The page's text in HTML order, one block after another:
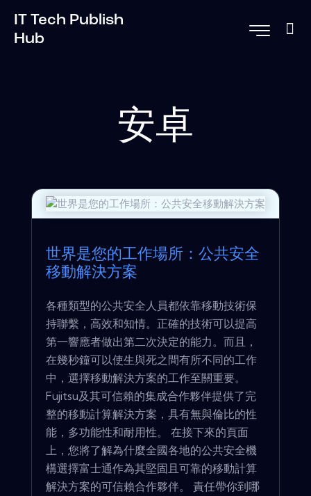
IT Tech Publish
Hub
安卓
世界是您的工作場所：公共安全
移動解決方案
各種類型的公共安全人員都依靠移動技術保
持聯繫，高效和知情。正確的技術可以提高
第一響應者做出第二次決定的能力。而且，
在幾秒鐘可以使生與死之間有所不同的工作
中，選擇移動解決方案的工作至關重要。
Fujitsu及其可信賴的集成合作夥伴提供了完
整的移動計算解決方案，具有無與倫比的性
能，多功能性和耐用性。 在接下來的頁面
上，您將了解為什麼全國各地的公共安全機
構選擇富士通作為其堅固且可靠的移動計算
解決方案的可信賴合作夥伴。 責任帶你到哪